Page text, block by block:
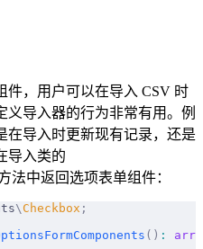
件，用户可以在导入 CSV 时
导入器的行为非常有用。例
在导入时更新现有记录，还是
导入类的
法中返回选项表单组件：
\ Checkbox ;
() :